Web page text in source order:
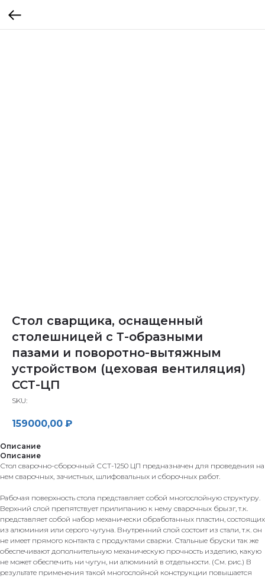
Стол сварщика, оснащенный
столешницей с Т-образными
пазами и поворотно-вытяжным
устройством (цеховая вентиляция)
ССТ-ЦП
SKU:
159000,00 ₽
Описание
Описание
Стол сварочно-сборочный ССТ-1250 ЦП предназначен для проведения на
нем сварочных, зачистных, шлифовальных и сборочных работ.
Рабочая поверхность стола представляет собой многослойную структуру.
Верхний слой препятствует прилипанию к нему сварочных брызг, т.к.
представляет собой набор механически обработанных пластин, состоящих
из алюминия или серого чугуна. Внутренний слой состоит из стали, т.к. он
не имеет прямого контакта с продуктами сварки. Стальные бруски так же
обеспечивают дополнительную механическую прочность изделию, какую
не может обеспечить ни чугун, ни алюминий в отдельности. (См. рис.) В
результате применения такой многослойной конструкции повышается